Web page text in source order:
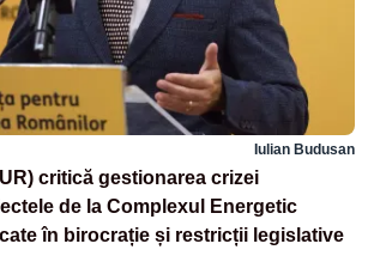
Iulian Budusan
critică gestionarea crizei
de la Complexul Energetic
în birocrație și restricții legislative